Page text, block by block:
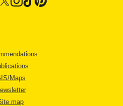
Maps
map